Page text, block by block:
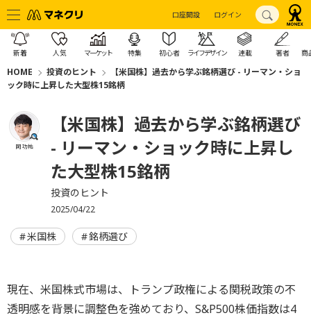
口座開設 ログイン
新着 人気 マーケット 特集 初心者 ライフデザイン 連載 著者 商
HOME 投資のヒント
【米国株】過去から学ぶ銘柄選び - リーマン・ショ
ック時に上昇した大型株15銘柄
岡 功祐
【米国株】過去から学ぶ銘柄選び
- リーマン・ショック時に上昇し
た大型株15銘柄
投資のヒント
2025/04/22
米国株 銘柄選び
現在、米国株式市場は、トランプ政権による関税政策の不
透明感を背景に調整色を強めており、S&P500株価指数は4